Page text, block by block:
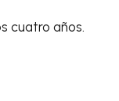
cuatro años.